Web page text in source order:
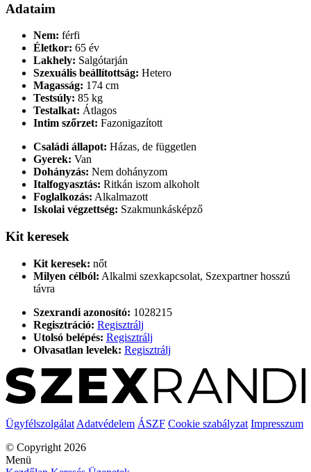
Adataim
Nem: férfi
Életkor: 65 év
Lakhely: Salgótarján
Szexuális beállítottság: Hetero
Magasság: 174 cm
Testsúly: 85 kg
Testalkat: Átlagos
Intim szőrzet: Fazonigazított
Családi állapot: Házas, de független
Gyerek: Van
Dohányzás: Nem dohányzom
Italfogyasztás: Ritkán iszom alkoholt
Foglalkozás: Alkalmazott
Iskolai végzettség: Szakmunkásképző
Kit keresek
Kit keresek: nőt
Milyen célból: Alkalmi szexkapcsolat, Szexpartner hosszú
távra
Szexrandi azonosító: 1028215
Regisztráció: Regisztrálj
Utolsó belépés: Regisztrálj
Olvasatlan levelek: Regisztrálj
Ügyfélszolgálat Adatvédelem ÁSZF Cookie szabályzat Impresszum
© Copyright 2026
Menü